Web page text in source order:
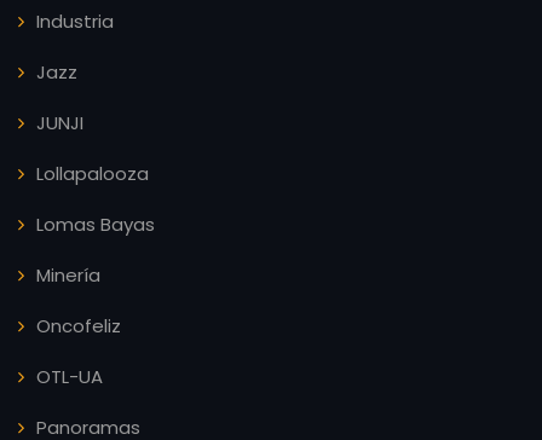
Industria
Jazz
JUNJI
Lollapalooza
Lomas Bayas
Minería
Oncofeliz
OTL-UA
Panoramas